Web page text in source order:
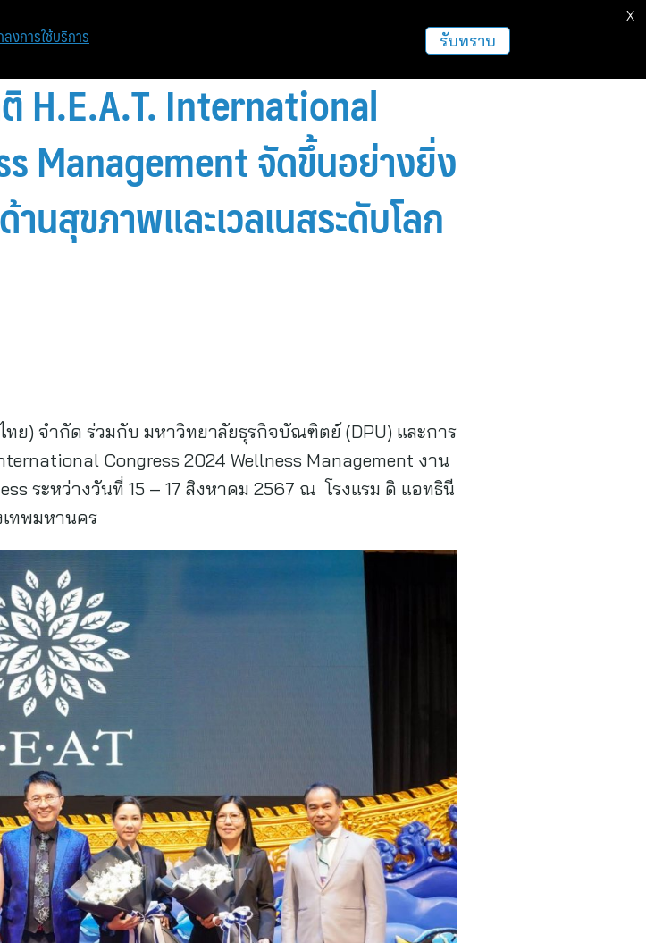
ท่องเที่ยว ฝากข่าวประชาสัมพันธ์
H.E.A.T. International
Management จัดขึ้นอย่างยิ่ง
นสุขภาพและเวลเนสระดับโลก
ทย) จำกัด ร่วมกับ มหาวิทยาลัยธุรกิจบัณฑิตย์ (DPU) และการ
Congress 2024 Wellness Management งาน
ระหว่างวันที่ 15 – 17 สิงหาคม 2567 ณ โรงแรม ดิ แอทธินี
เทพมหานคร
งการใช้บริการ รับทราบ
X